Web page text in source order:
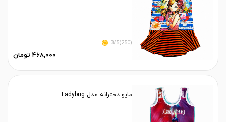
(250)3/5
۴۶۸,۰۰۰ تومان
مایو دخترانه مدل Ladybug